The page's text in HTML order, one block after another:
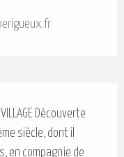
VILLAGE Découverte
siècle, dont il
en compagnie de